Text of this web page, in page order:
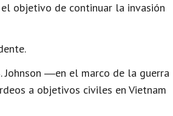
objetivo de continuar la invasión
Johnson ―en el marco de la guerra
a objetivos civiles en Vietnam